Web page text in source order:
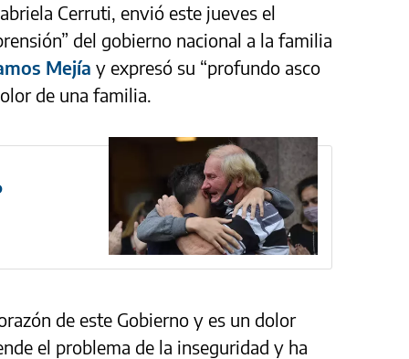
Cerruti, envió este jueves el
del gobierno nacional a la familia
Mejía y expresó su “profundo asco
de una familia.
de este Gobierno y es un dolor
el problema de la inseguridad y ha